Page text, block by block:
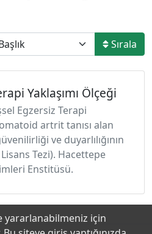
Sırala
Yaklaşımı Ölçeği
Egzersiz Terapi
artrit tanısı alan
ve duyarlılığının
Tezi). Hacettepe
Enstitüsü.
yararlanabilmeniz için